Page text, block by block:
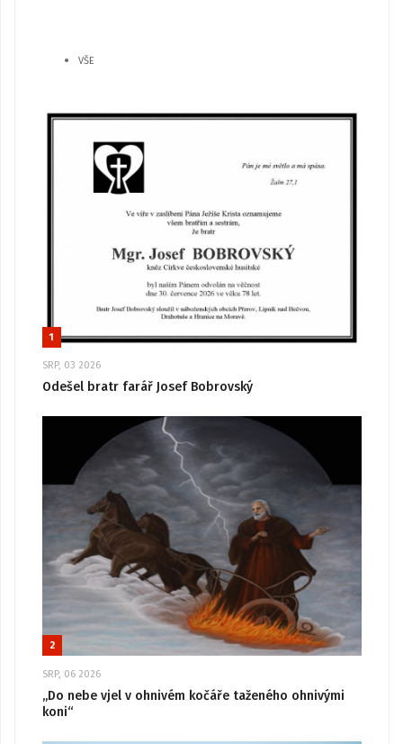
VŠE
1
SRP, 03 2026
Odešel bratr farář Josef Bobrovský
2
SRP, 06 2026
„Do nebe vjel v ohnivém kočáře taženého ohnivými
koni“